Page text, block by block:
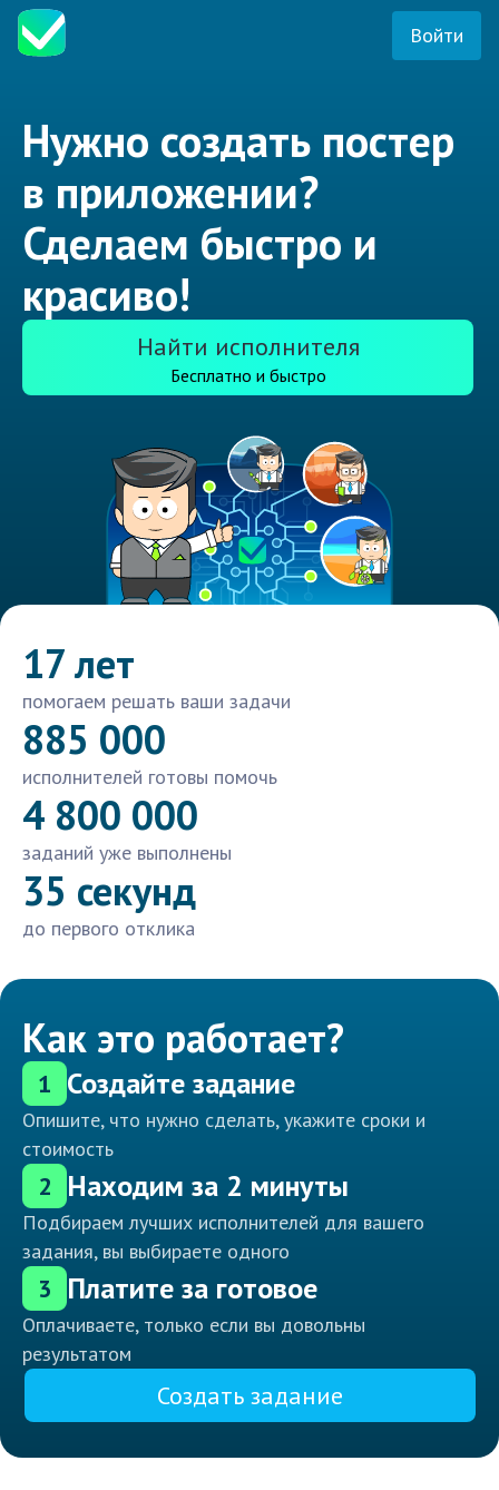
Войти
Нужно создать постер
в приложении?
Сделаем быстро и
красиво!
Найти исполнителя
Бесплатно и быстро
17 лет
помогаем решать ваши задачи
885 000
исполнителей готовы помочь
4 800 000
заданий уже выполнены
35 секунд
до первого отклика
Как это работает?
1 Создайте задание
Опишите, что нужно сделать, укажите сроки и
стоимость
2 Находим за 2 минуты
Подбираем лучших исполнителей для вашего
задания, вы выбираете одного
3 Платите за готовое
Оплачиваете, только если вы довольны
результатом
Создать задание